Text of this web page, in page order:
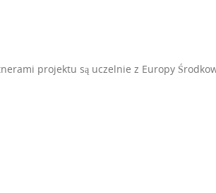
projektu są uczelnie z Europy